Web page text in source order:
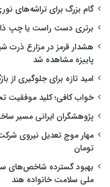
گام بزرگ برای تراشه‌های
برتری دست راست یا چپ
هشدار قرمز در مزارع ذرت
پاییزه مشاهده شد
امید تازه برای جلوگیری از
خواب کافی؛ کلید موفقیت
پژوهشگران ایرانی مسیر
تومان
بهبود گسترده شاخص‌های
ملی سلامت خانواده هند